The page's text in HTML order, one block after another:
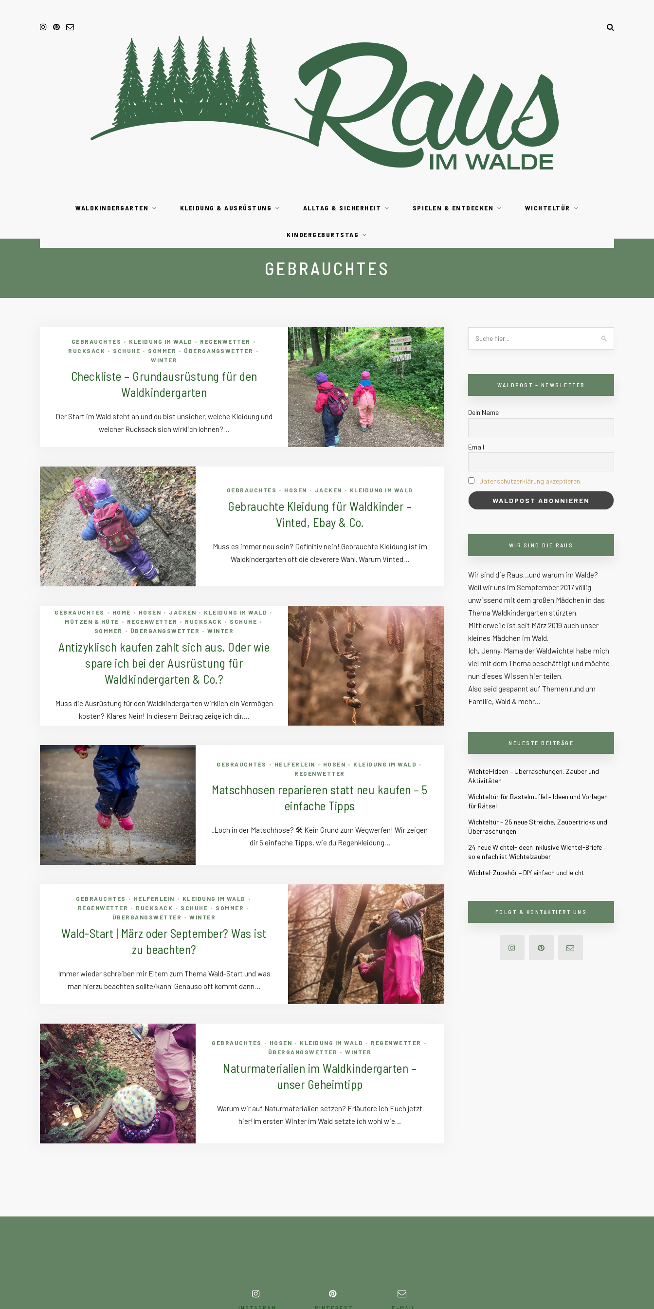
WALDKINDERGARTEN KLEIDUNG & AUSRÜSTUNG ALLTAG & SICHERHEIT SPIELEN & ENTDECKEN WICHTELTÜR
KINDERGEBURTSTAG
GEBRAUCHTES
GEBRAUCHTES • KLEIDUNG IM WALD • REGENWETTER •
RUCKSACK • SCHUHE • SOMMER • ÜBERGANGSWETTER •
WINTER
Checkliste – Grundausrüstung für den
Waldkindergarten
Der Start im Wald steht an und du bist unsicher, welche Kleidung und
welcher Rucksack sich wirklich lohnen?…
GEBRAUCHTES • HOSEN • JACKEN • KLEIDUNG IM WALD
Gebrauchte Kleidung für Waldkinder –
Vinted, Ebay & Co.
Muss es immer neu sein? Definitiv nein! Gebrauchte Kleidung ist im
Waldkindergarten oft die cleverere Wahl. Warum Vinted…
GEBRAUCHTES • HOME • HOSEN • JACKEN • KLEIDUNG IM WALD •
MÜTZEN & HÜTE • REGENWETTER • RUCKSACK • SCHUHE •
SOMMER • ÜBERGANGSWETTER • WINTER
Antizyklisch kaufen zahlt sich aus. Oder wie
spare ich bei der Ausrüstung für
Waldkindergarten & Co.?
Muss die Ausrüstung für den Waldkindergarten wirklich ein Vermögen
kosten? Klares Nein! In diesem Beitrag zeige ich dir,…
GEBRAUCHTES • HELFERLEIN • HOSEN • KLEIDUNG IM WALD •
REGENWETTER
Matschhosen reparieren statt neu kaufen – 5
einfache Tipps
„Loch in der Matschhose? 🛠️ Kein Grund zum Wegwerfen! Wir zeigen
dir 5 einfache Tipps, wie du Regenkleidung…
GEBRAUCHTES • HELFERLEIN • KLEIDUNG IM WALD •
REGENWETTER • RUCKSACK • SCHUHE • SOMMER •
ÜBERGANGSWETTER • WINTER
Wald-Start | März oder September? Was ist
zu beachten?
Immer wieder schreiben mir Eltern zum Thema Wald-Start und was
man hierzu beachten sollte/kann. Genauso oft kommt dann…
GEBRAUCHTES • HOSEN • KLEIDUNG IM WALD • REGENWETTER •
ÜBERGANGSWETTER • WINTER
Naturmaterialien im Waldkindergarten –
unser Geheimtipp
Warum wir auf Naturmaterialien setzen? Erläutere ich Euch jetzt
hier!Im ersten Winter im Wald setzte ich wohl wie…
WALDPOST – NEWSLETTER
Dein Name
Email
Datenschutzerklärung akzeptieren.
WIR SIND DIE RAUS
Wir sind die Raus…und warum im Walde?
Weil wir uns im Semptember 2017 völlig
unwissend mit dem großen Mädchen in das
Thema Waldkindergarten stürzten.
Mittlerweile ist seit März 2019 auch unser
kleines Mädchen im Wald.
Ich, Jenny, Mama der Waldwichtel habe mich
viel mit dem Thema beschäftigt und möchte
nun dieses Wissen hier teilen.
Also seid gespannt auf Themen rund um
Familie, Wald & mehr…
NEUESTE BEITRÄGE
Wichtel-Ideen – Überraschungen, Zauber und
Aktivitäten
Wichteltür für Bastelmuffel – Ideen und Vorlagen
für Rätsel
Wichteltür – 25 neue Streiche, Zaubertricks und
Überraschungen
24 neue Wichtel-Ideen inklusive Wichtel-Briefe –
so einfach ist Wichtelzauber
Wichtel-Zubehör – DIY einfach und leicht
FOLGT & KONTAKTIERT UNS